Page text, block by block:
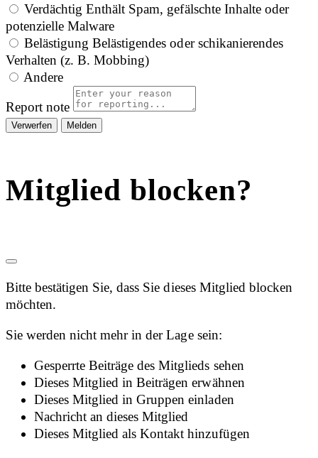
Verdächtig Enthält Spam, gefälschte Inhalte oder
potenzielle Malware
Belästigung Belästigendes oder schikanierendes
Verhalten (z. B. Mobbing)
Andere
Report note
Melden
Mitglied blocken?
Bitte bestätigen Sie, dass Sie dieses Mitglied blocken
möchten.
Sie werden nicht mehr in der Lage sein:
Gesperrte Beiträge des Mitglieds sehen
Dieses Mitglied in Beiträgen erwähnen
Dieses Mitglied in Gruppen einladen
Nachricht an dieses Mitglied
Dieses Mitglied als Kontakt hinzufügen